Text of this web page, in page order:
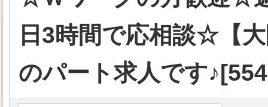
日3時間で応相談☆【
のパート求人です